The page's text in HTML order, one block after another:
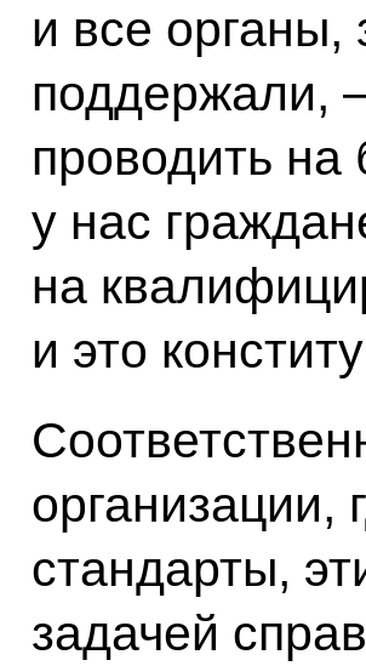
и все органы,
поддержали,
проводить на
у нас
на
и это
организации,
стандарты,
задачей